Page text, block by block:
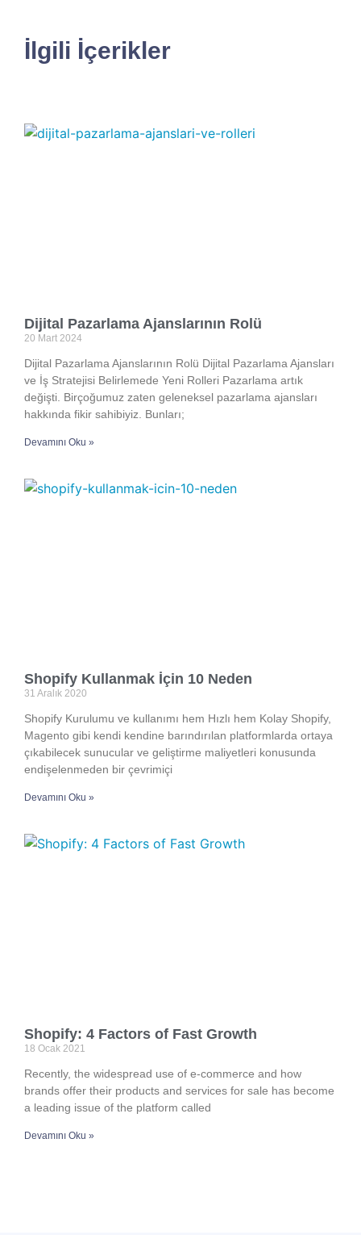
İlgili İçerikler
Dijital Pazarlama Ajanslarının Rolü
20 Mart 2024
Dijital Pazarlama Ajanslarının Rolü Dijital Pazarlama Ajansları
ve İş Stratejisi Belirlemede Yeni Rolleri Pazarlama artık
değişti. Birçoğumuz zaten geleneksel pazarlama ajansları
hakkında fikir sahibiyiz. Bunları;
Devamını Oku »
Shopify Kullanmak İçin 10 Neden
31 Aralık 2020
Shopify Kurulumu ve kullanımı hem Hızlı hem Kolay Shopify,
Magento gibi kendi kendine barındırılan platformlarda ortaya
çıkabilecek sunucular ve geliştirme maliyetleri konusunda
endişelenmeden bir çevrimiçi
Devamını Oku »
Shopify: 4 Factors of Fast Growth
18 Ocak 2021
Recently, the widespread use of e-commerce and how
brands offer their products and services for sale has become
a leading issue of the platform called
Devamını Oku »